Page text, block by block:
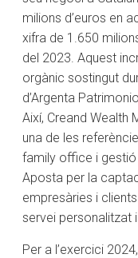
milions d’euros en
xifra de 1.650
del 2023. Aquest
orgànic sostingut
d’Argenta
Així, Creand Wealth
una de les
family office i gestió
Aposta per la
empresàries i
servei personalitzat
Per a l’exercici